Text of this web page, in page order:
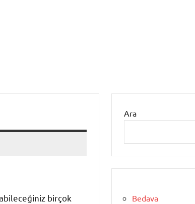
birçok
Ara
Bedava